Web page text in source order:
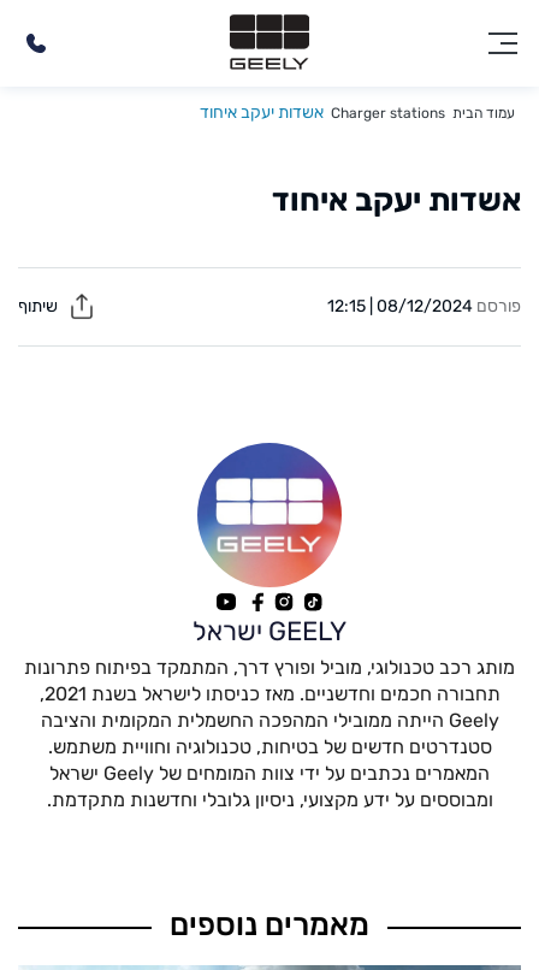
עמוד הבית Charger stations אשדות יעקב איחוד
אשדות יעקב איחוד
פורסם 08/12/2024 | 12:15
GEELY ישראל
מותג רכב טכנולוגי, מוביל ופורץ דרך, המתמקד בפיתוח פתרונות
תחבורה חכמים וחדשניים. מאז כניסתו לישראל בשנת 2021,
Geely הייתה ממובילי המהפכה החשמלית המקומית והציבה
סטנדרטים חדשים של בטיחות, טכנולוגיה וחוויית משתמש.
המאמרים נכתבים על ידי צוות המומחים של Geely ישראל
ומבוססים על ידע מקצועי, ניסיון גלובלי וחדשנות מתקדמת.
מאמרים נוספים